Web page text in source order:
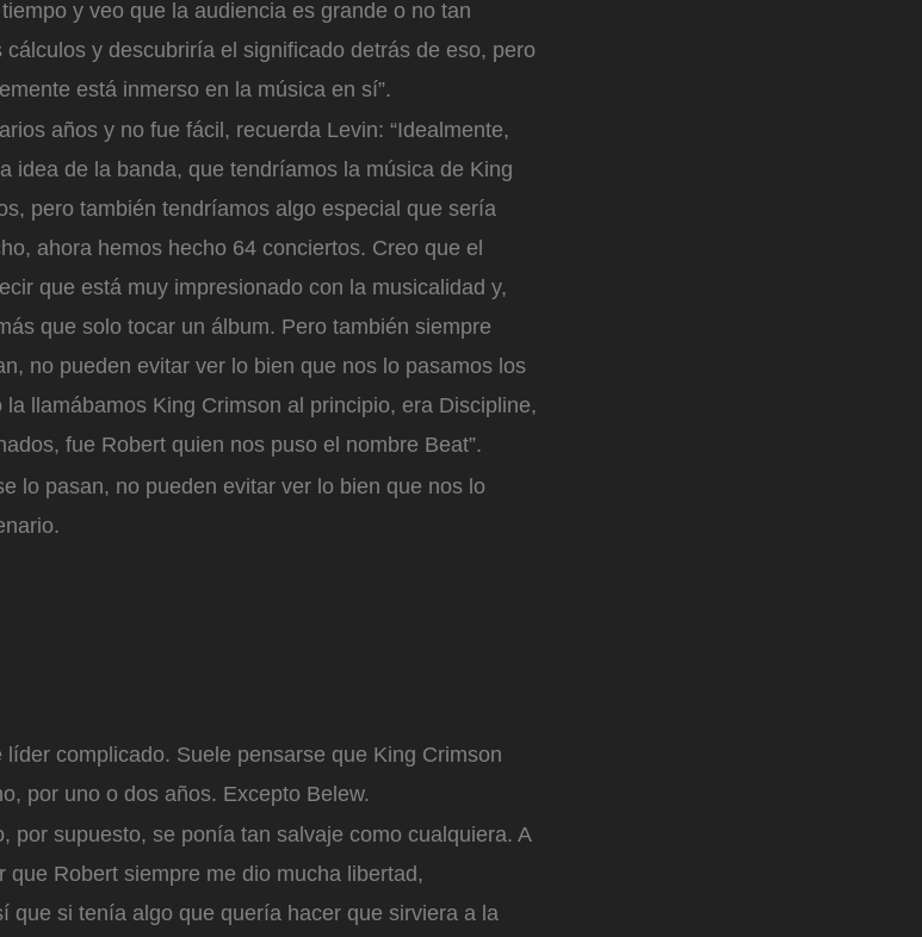
y veo que la audiencia es grande o no tan
y descubriría el significado detrás de eso, pero
está inmerso en la música en sí”.
años y no fue fácil, recuerda Levin: “Idealmente,
idea de la banda, que tendríamos la música de King
pero también tendríamos algo especial que sería
ahora hemos hecho 64 conciertos. Creo que el
que está muy impresionado con la musicalidad y,
que solo tocar un álbum. Pero también siempre
no pueden evitar ver lo bien que nos lo pasamos los
llamábamos King Crimson al principio, era Discipline,
fue Robert quien nos puso el nombre Beat”.
lo pasan, no pueden evitar ver lo bien que nos lo
complicado. Suele pensarse que King Crimson
por uno o dos años. Excepto Belew.
por supuesto, se ponía tan salvaje como cualquiera. A
Robert siempre me dio mucha libertad,
que si tenía algo que quería hacer que sirviera a la